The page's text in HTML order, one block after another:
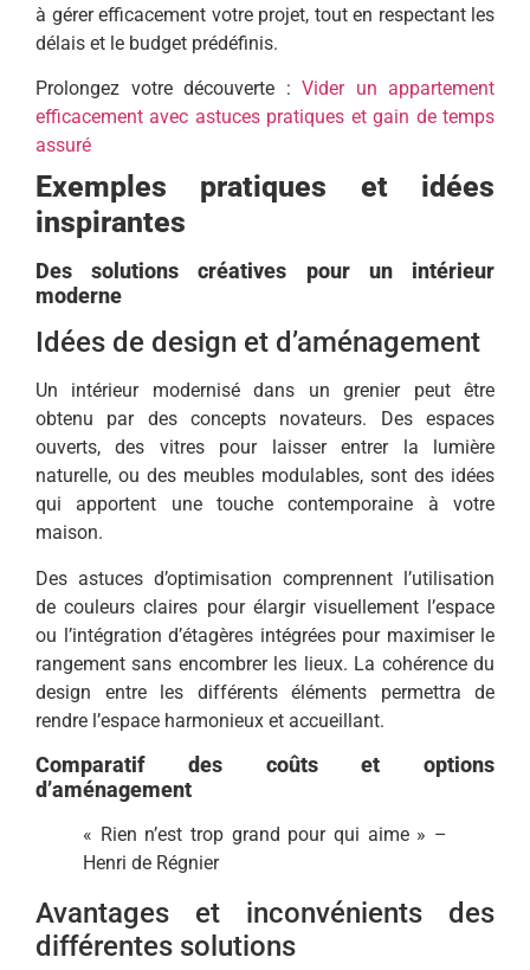
à gérer efficacement votre projet, tout en respectant les
délais et le budget prédéfinis.
Prolongez votre découverte : Vider un appartement
efficacement avec astuces pratiques et gain de temps
assuré
Exemples pratiques et idées
inspirantes
Des solutions créatives pour un intérieur
moderne
Idées de design et d’aménagement
Un intérieur modernisé dans un grenier peut être
obtenu par des concepts novateurs. Des espaces
ouverts, des vitres pour laisser entrer la lumière
naturelle, ou des meubles modulables, sont des idées
qui apportent une touche contemporaine à votre
maison.
Des astuces d’optimisation comprennent l’utilisation
de couleurs claires pour élargir visuellement l’espace
ou l’intégration d’étagères intégrées pour maximiser le
rangement sans encombrer les lieux. La cohérence du
design entre les différents éléments permettra de
rendre l’espace harmonieux et accueillant.
Comparatif des coûts et options
d’aménagement
« Rien n’est trop grand pour qui aime » –
Henri de Régnier
Avantages et inconvénients des
différentes solutions